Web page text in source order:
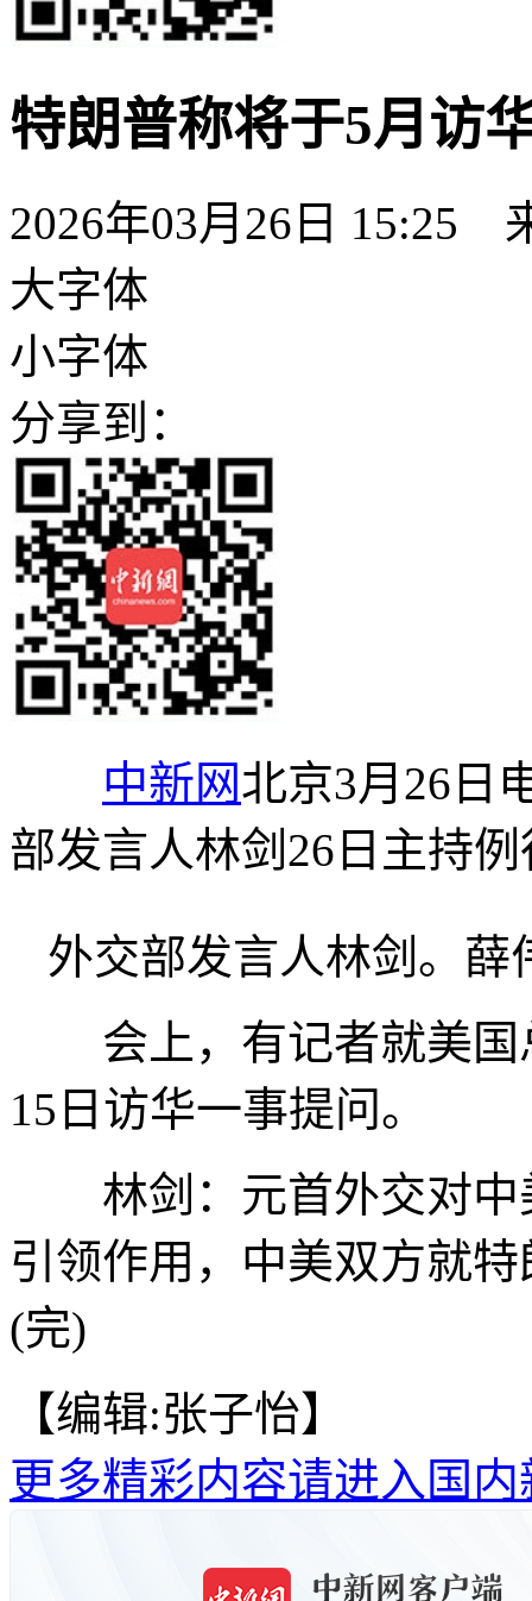
特朗普称将于5月访
2026年03月26日 15:25
大字体
小字体
分享到：
中新网北京3月26日
部发言人林剑26日主持
外交部发言人林剑。薛
会上，有记者就美国
15日访华一事提问。
林剑：元首外交对中
引领作用，中美双方就
(完)
【编辑:张子怡】
更多精彩内容请进入国内